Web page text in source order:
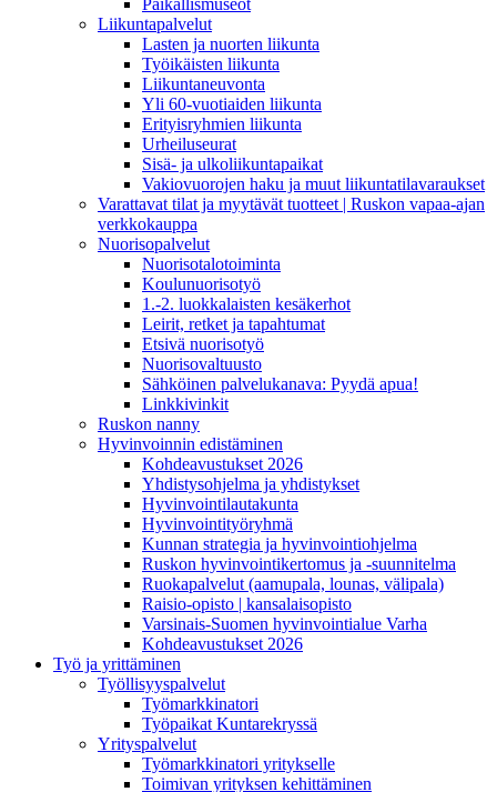
Liikuntapalvelut
Lasten ja nuorten liikunta
Työikäisten liikunta
Liikuntaneuvonta
Yli 60-vuotiaiden liikunta
Erityisryhmien liikunta
Urheiluseurat
Sisä- ja ulkoliikuntapaikat
Vakiovuorojen haku ja muut liikuntatilavaraukset
Varattavat tilat ja myytävät tuotteet | Ruskon vapaa-ajan
verkkokauppa
Nuorisopalvelut
Nuorisotalotoiminta
Koulunuorisotyö
1.-2. luokkalaisten kesäkerhot
Leirit, retket ja tapahtumat
Etsivä nuorisotyö
Nuorisovaltuusto
Sähköinen palvelukanava: Pyydä apua!
Linkkivinkit
Ruskon nanny
Hyvinvoinnin edistäminen
Kohdeavustukset 2026
Yhdistysohjelma ja yhdistykset
Hyvinvointilautakunta
Hyvinvointityöryhmä
Kunnan strategia ja hyvinvointiohjelma
Ruskon hyvinvointikertomus ja -suunnitelma
Ruokapalvelut (aamupala, lounas, välipala)
Raisio-opisto | kansalaisopisto
Varsinais-Suomen hyvinvointialue Varha
Kohdeavustukset 2026
Työ ja yrittäminen
Työllisyyspalvelut
Työmarkkinatori
Työpaikat Kuntarekryssä
Yrityspalvelut
Työmarkkinatori yritykselle
Toimivan yrityksen kehittäminen